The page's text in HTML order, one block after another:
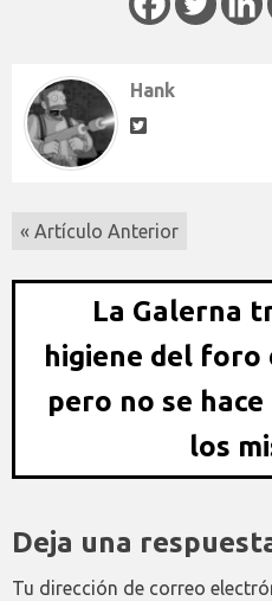
Hank
« Artículo Anterior
La Galerna
higiene del foro
pero no se
los
Deja una
Tu dirección de correo